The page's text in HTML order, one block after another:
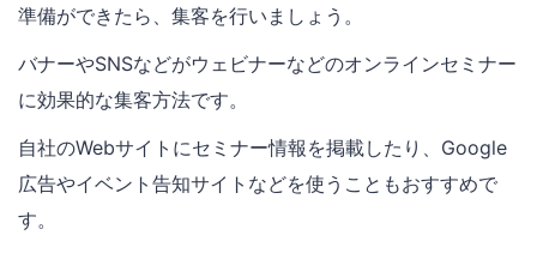
準備ができたら、集客を行いましょう。
バナーやSNSなどがウェビナーなどのオンラインセミナー
に効果的な集客方法です。
自社のWebサイトにセミナー情報を掲載したり、Google
広告やイベント告知サイトなどを使うこともおすすめで
す。